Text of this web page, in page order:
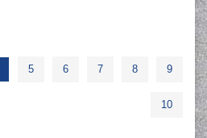
5 6 7 8 9
10